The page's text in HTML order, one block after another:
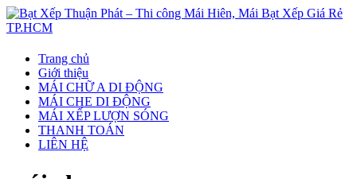
Bạt
Xếp
Thuận
Phát
Thi
Trang chủ
Giới thiệu
MÁI CHỮ A DI ĐỘNG
MÁI CHE DI ĐỘNG
MÁI XẾP LƯỢN SÓNG
THANH TOÁN
LIÊN HỆ